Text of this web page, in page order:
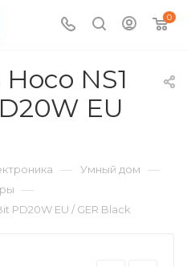
0
NS1
EU
— Умный дом —
—
PD20W EU / GER Black